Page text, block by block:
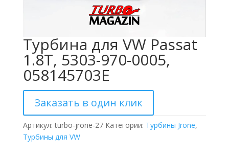
Турбина для VW Passat
1.8T, 5303-970-0005,
058145703E
Заказать в один клик
Артикул:turbo-jrone-27 Категории: Турбины Jrone,
Турбины для VW